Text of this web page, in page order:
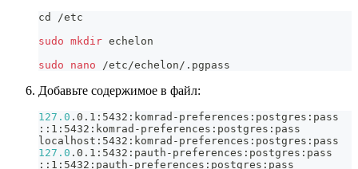
cd
/etc
sudo mkdir echelon
sudo
nano /etc/echelon/.pgpass
Добавьте содержимое в файл:
127.0 .0.1:5432:komrad-preferences:postgres:pass
::1:5432:komrad-preferences:postgres:pass
localhost:5432:komrad-preferences:postgres:pass
127.0 .0.1:5432:pauth-preferences:postgres:pass
::1:5432:pauth-preferences:postgres:pass